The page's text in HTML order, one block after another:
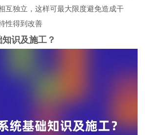
互独立，这样可最大限度避免造成干
性得到改善
识及施工？